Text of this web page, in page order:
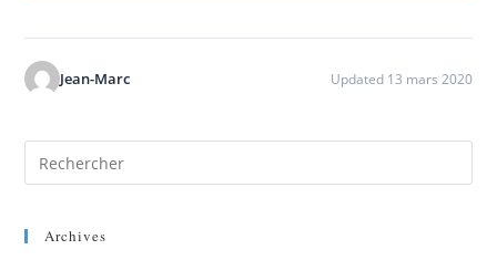
Jean-Marc Updated 13 mars 2020
Archives